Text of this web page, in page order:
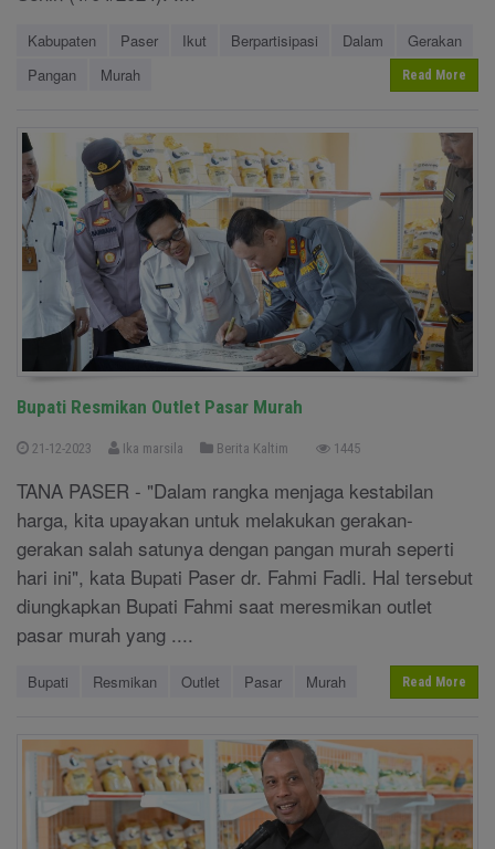
Kabupaten Paser Ikut Berpartisipasi Dalam
Gerakan
Pangan
Murah Read More
Bupati Resmikan Outlet Pasar Murah
21-12-2023 Ika marsila Berita Kaltim 1445
TANA PASER - "Dalam rangka menjaga kestabilan
harga, kita upayakan untuk melakukan gerakan-
gerakan salah satunya dengan pangan murah seperti
hari ini", kata Bupati Paser dr. Fahmi Fadli. Hal tersebut
diungkapkan Bupati Fahmi saat meresmikan outlet
pasar murah yang ....
Bupati Resmikan Outlet Pasar Murah Read More